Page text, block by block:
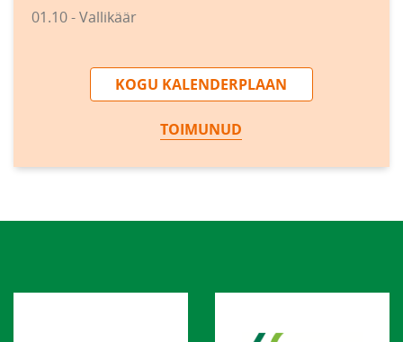
01.10 - Vallikäär
KOGU KALENDERPLAAN
TOIMUNUD